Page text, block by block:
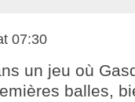
07:30
un jeu où
balles,